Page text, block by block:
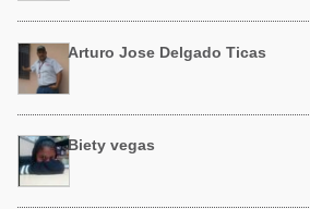
Arturo Jose Delgado Ticas
Biety vegas